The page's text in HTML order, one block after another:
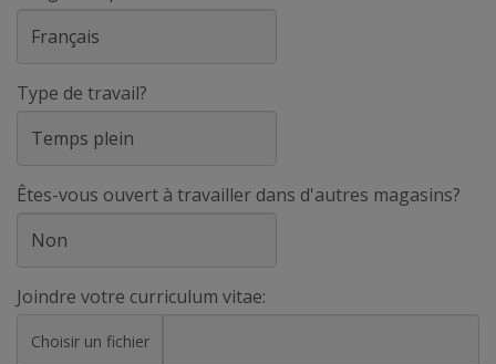
Type de travail?
Êtes-vous ouvert à travailler dans d'autres magasins?
Joindre votre curriculum vitae:
Choisir un fichier